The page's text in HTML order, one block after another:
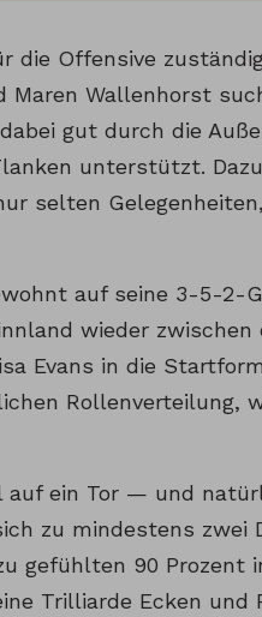
die Offensive
Maren Wallenhorst
gut durch die
unterstützt.
selten
auf seine 3-5-2-
wieder zwischen
Evans in die
Rollenverteilung,
ein Tor — und
zu mindestens zwei
gefühlten 90 Prozent
Trilliarde Ecken und